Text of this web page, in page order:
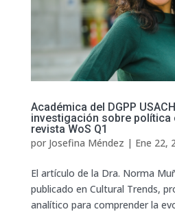
Académica del DGPP
investigación sobre política
revista WoS Q1
por Josefina Méndez | Ene 22,
El artículo de la Dra. Norma
publicado en Cultural Trends,
analítico para comprender la